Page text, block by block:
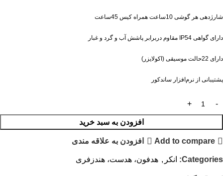
شارژدهی هر گوشی 10ساعت همراه کیس 45ساعت
دارای گواهی IP54 مقاوم دربرابر پاشش آب و گرد و غبار
دارای 22حالت موسیقی (اکولایزر)
پشتیبانی از نرم‌افزار ساندکور
افزودن به سبد خرید
Add to compare افزودن به علاقه مندی
Categories: انکر , هدفون، هدست، هندزفری